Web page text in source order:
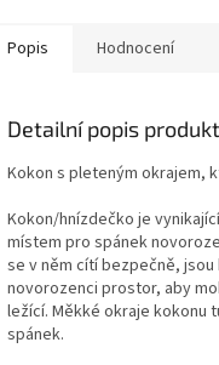
Popis Hodnocení
Detailní popis
Kokon s pleteným okrajem,
Kokon/hnízdečko je
místem pro spánek
se v něm cítí bezpečně,
novorozenci prostor, aby
ležící. Měkké okraje kokonu
spánek.